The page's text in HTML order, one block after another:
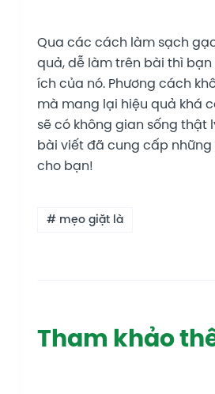
Qua các cách làm sạch
quả, dễ làm trên bài thì
ích của nó. Phương cách
mà mang lại hiệu quả khá
sẽ có không gian sống thật
bài viết đã cung cấp những
cho bạn!
# mẹo giặt là
Tham khảo